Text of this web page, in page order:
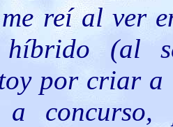
reí al ver
híbrido (al
por criar